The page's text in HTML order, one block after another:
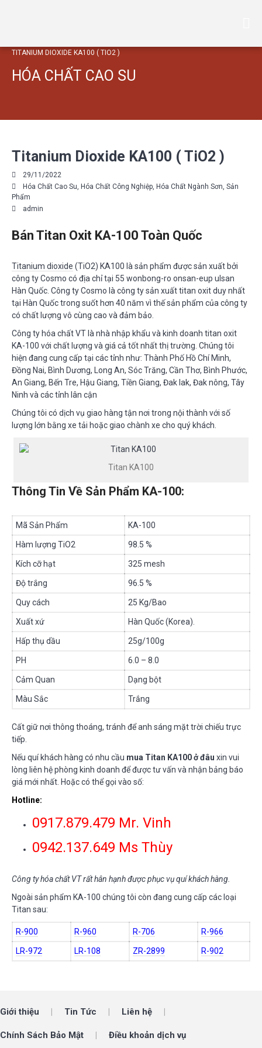
HÓA CHẤT CAO SU
HÓA CHẤT XỬ LÝ NƯỚC
TIN TỨC
LIÊN HỆ
TITANIUM DIOXIDE KA100 ( TIO2 )
HÓA CHẤT CAO SU
Titanium Dioxide KA100 ( TiO2 )
29/11/2022
Hóa Chất Cao Su Hóa Chất Công Nghiệp Hóa Chất Ngành Sơn Sản
Phẩm
admin
Bán Titan Oxit KA-100 Toàn Quốc
Titanium dioxide (TiO2) KA100 là sản phẩm được sản xuất bởi
công ty Cosmo có địa chỉ tại 55 wonbong-ro onsan-eup ulsan
Hàn Quốc. Công ty Cosmo là công ty sản xuất titan oxit duy nhất
tại Hàn Quốc trong suốt hơn 40 năm vì thế sản phẩm của công ty
có chất lượng vô cùng cao và đảm bảo.
Công ty hóa chất VT là nhà nhập khẩu và kinh doanh titan oxit
KA-100 với chất lượng và giá cả tốt nhất thị trường. Chúng tôi
hiện đang cung cấp tại các tỉnh như: Thành Phố Hồ Chí Minh,
Đồng Nai, Bình Dương, Long An, Sóc Trăng, Cần Thơ, Bình Phước,
An Giang, Bến Tre, Hậu Giang, Tiền Giang, Đak lak, Đak nông, Tây
Ninh và các tỉnh lân cận
Chúng tôi có dịch vụ giao hàng tận nơi trong nội thành với số
lượng lớn bằng xe tải hoặc giao chành xe cho quý khách.
Titan KA100
Thông Tin Về Sản Phẩm KA-100:
Mã Sản Phẩm KA-100
Hàm lượng TiO2 98.5 %
Kích cỡ hạt 325 mesh
Độ trắng 96.5 %
Quy cách 25 Kg/Bao
Xuất xứ Hàn Quốc (Korea).
Hấp thụ dầu 25g/100g
PH 6.0 – 8.0
Cảm Quan Dạng bột
Màu Sắc Trắng
Cất giữ nơi thông thoáng, tránh để anh sáng mặt trời chiếu trực
tiếp.
Nếu quí khách hàng có nhu cầu mua Titan KA100 ở đâu xin vui
lòng liên hệ phòng kinh doanh để được tư vấn và nhận bảng báo
giá mới nhất. Hoặc có thể gọi vào số:
Hotline:
0917.879.479 Mr. Vinh
0942.137.649 Ms Thùy
Công ty hóa chất VT rất hân hạnh được phục vụ quí khách hàng.
Ngoài sản phẩm KA-100 chúng tôi còn đang cung cấp các loại
Titan sau:
R-900 R-960 R-706 R-966
LR-972 LR-108 ZR-2899 R-902
Giới thiệu Tin Tức Liên hệ
Chính Sách Bảo Mật Điều khoản dịch vụ